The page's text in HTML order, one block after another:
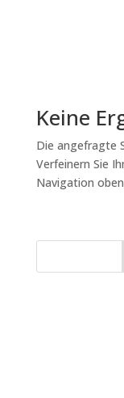
Keine
Die angefragte
Verfeinern Sie
Navigation